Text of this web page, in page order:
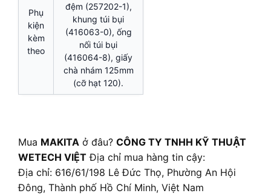
Phụ
kiện
kèm
theo
đệm (257202-1),
khung túi bụi
(416063-0), ống
nối túi bụi
(416064-8), giấy
chà nhám 125mm
(cỡ hạt 120).
Mua MAKITA ở đâu? CÔNG TY TNHH KỸ THUẬT
WETECH VIỆT Địa chỉ mua hàng tin cậy:
Địa chỉ: 616/61/198 Lê Đức Thọ, Phường An Hội
Đông, Thành phố Hồ Chí Minh, Việt Nam